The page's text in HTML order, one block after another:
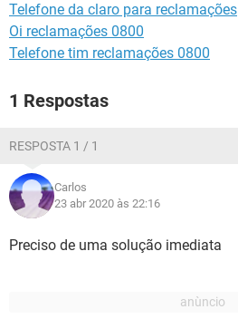
Telefone da claro para reclamações
Oi reclamações 0800
Telefone tim reclamações 0800
1 Respostas
RESPOSTA 1 / 1
Carlos
23 abr 2020 às 22:16
Preciso de uma solução imediata